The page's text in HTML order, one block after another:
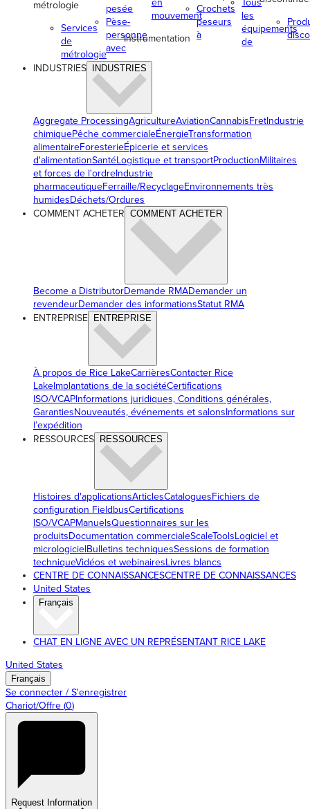
métrologie
Services
de
métrologie
pesée
Pèse-
personne
avec
en
mouvement
Instrumentation
Crochets
peseurs
à
Tous
les
équipements
de
INDUSTRIES INDUSTRIES
Aggregate ProcessingAgricultureAviationCannabisFretIndustrie
chimiquePêche commercialeÉnergieTransformation
alimentaireForesterieÉpicerie et services
d'alimentationSantéLogistique et transportProductionMilitaires
et forces de l'ordreIndustrie
pharmaceutiqueFerraille/RecyclageEnvironnements très
humidesDéchets/Ordures
COMMENT ACHETER COMMENT ACHETER
Become a DistributorDemande RMADemander un
revendeurDemander des informationsStatut RMA
ENTREPRISE ENTREPRISE
À propos de Rice LakeCarrièresContacter Rice
LakeImplantations de la sociétéCertifications
ISO/VCAPInformations juridiques, Conditions générales,
GarantiesNouveautés, événements et salonsInformations sur
l’expédition
RESSOURCES RESSOURCES
Histoires d'applicationsArticlesCataloguesFichiers de
configuration FieldbusCertifications
ISO/VCAPManuelsQuestionnaires sur les
produitsDocumentation commercialeScaleToolsLogiciel et
micrologicielBulletins techniquesSessions de formation
techniqueVidéos et webinairesLivres blancs
CENTRE DE CONNAISSANCESCENTRE DE CONNAISSANCES
United States
Français
CHAT EN LIGNE AVEC UN REPRÉSENTANT RICE LAKE
United States
Français
Se connecter / S'enregistrer
Chariot/Offre (0)
Request Information